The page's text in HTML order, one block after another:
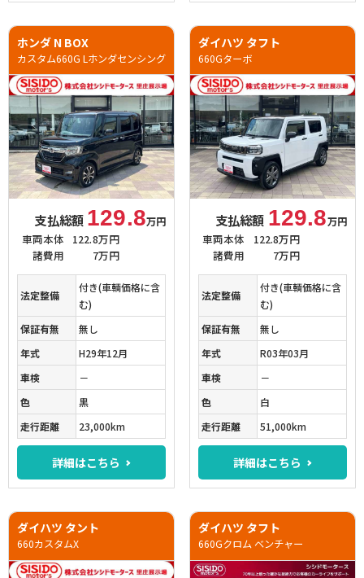
ホンダ N BOX
カスタム660G Lホンダセンシング
支払総額 129.8万円
車両本体
122.8万円
諸費用
7万円
法定整備
付き(車輌価格に含
む)
保証有無
無し
年式
H29年12月
車検
－
色
黒
走行距離
23,000km
詳細はこちら
ダイハツ タフト
660Gターボ
支払総額 129.8万円
車両本体
122.8万円
諸費用
7万円
法定整備
付き(車輌価格に含
む)
保証有無
無し
年式
R03年03月
車検
－
色
白
走行距離
51,000km
詳細はこちら
ダイハツ タント
660カスタムX
ダイハツ タフト
660Gクロム ベンチャー